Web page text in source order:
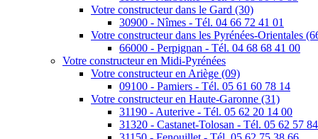
Votre constructeur dans le Gard (30)
30900 - Nîmes - Tél. 04 66 72 41 01
Votre constructeur dans les Pyrénées-Orientales
66000 - Perpignan - Tél. 04 68 68 41 00
Votre constructeur en Midi-Pyrénées
Votre constructeur en Ariège (09)
09100 - Pamiers - Tél. 05 61 60 78 14
Votre constructeur en Haute-Garonne (31)
31190 - Auterive - Tél. 05 62 20 14 00
31320 - Castanet-Tolosan - Tél. 05 62 57